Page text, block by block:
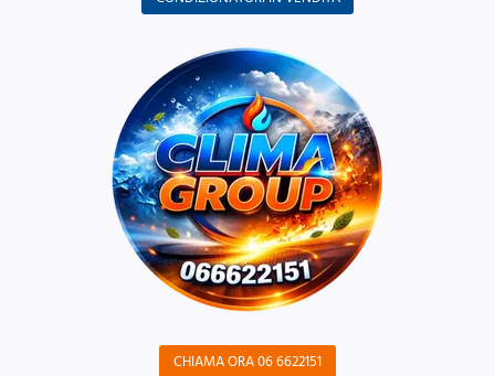
CHIAMA ORA 06 6622151